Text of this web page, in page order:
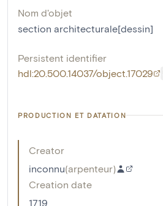
Nom d'objet
section architecturale[dessin]
Persistent identifier
hdl:20.500.14037/object.17029
PRODUCTION ET DATATION
Creator
inconnu(arpenteur)
Creation date
1719